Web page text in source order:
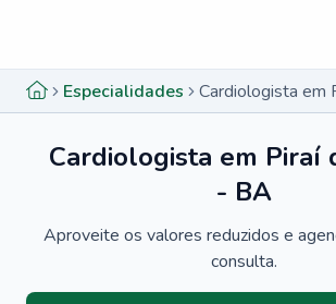
Especialidades
Cardiologista em Piraí
- BA
Aproveite os valores reduzidos e
consulta.